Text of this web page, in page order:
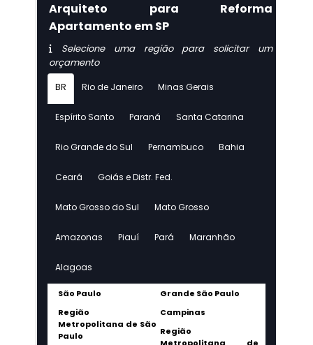
Arquiteto para Reforma
Apartamento em SP
Selecione uma região para solicitar um
orçamento
BR Rio de Janeiro Minas Gerais
Espírito Santo Paraná Santa Catarina
Rio Grande do Sul Pernambuco Bahia
Ceará Goiás e Distr. Fed.
Mato Grosso do Sul Mato Grosso
Amazonas Piauí Pará Maranhão
Alagoas
São Paulo
Grande São Paulo
Região
Metropolitana de São
Paulo
Campinas
Região